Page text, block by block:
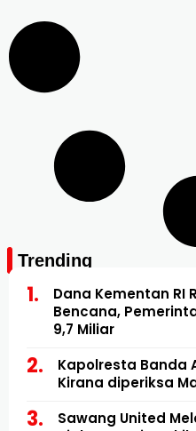
Trending
Dana Kementan RI
Bencana,
9,7 Miliar
Kapolresta Banda
Kirana diperiksa
Sawang United